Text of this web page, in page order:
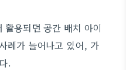
활용되던 공간 배치 아이
례가 늘어나고 있어, 가
.